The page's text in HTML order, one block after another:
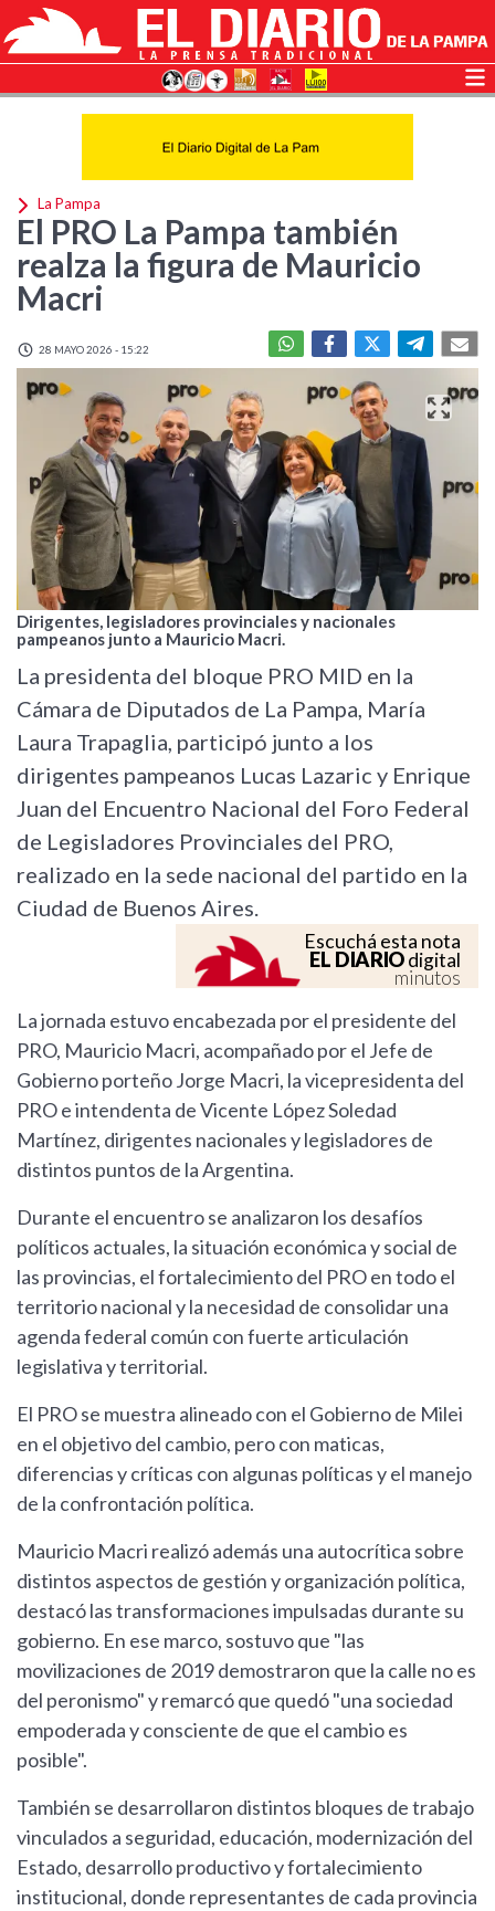
La Pampa
El PRO La Pampa también
realza la figura de Mauricio
Macri
28 MAYO 2026 - 15:22
Dirigentes, legisladores provinciales y nacionales
pampeanos junto a Mauricio Macri.
La presidenta del bloque PRO MID en la
Cámara de Diputados de La Pampa, María
Laura Trapaglia, participó junto a los
dirigentes pampeanos Lucas Lazaric y Enrique
Juan del Encuentro Nacional del Foro Federal
de Legisladores Provinciales del PRO,
realizado en la sede nacional del partido en la
Ciudad de Buenos Aires.
Escuchá esta nota
EL DIARIOdigital
minutos
La jornada estuvo encabezada por el presidente del
PRO, Mauricio Macri, acompañado por el Jefe de
Gobierno porteño Jorge Macri, la vicepresidenta del
PRO e intendenta de Vicente López Soledad
Martínez, dirigentes nacionales y legisladores de
distintos puntos de la Argentina.
Durante el encuentro se analizaron los desafíos
políticos actuales, la situación económica y social de
las provincias, el fortalecimiento del PRO en todo el
territorio nacional y la necesidad de consolidar una
agenda federal común con fuerte articulación
legislativa y territorial.
El PRO se muestra alineado con el Gobierno de Milei
en el objetivo del cambio, pero con maticas,
diferencias y críticas con algunas políticas y el manejo
de la confrontación política.
Mauricio Macri realizó además una autocrítica sobre
distintos aspectos de gestión y organización política,
destacó las transformaciones impulsadas durante su
gobierno. En ese marco, sostuvo que "las
movilizaciones de 2019 demostraron que la calle no es
del peronismo" y remarcó que quedó "una sociedad
empoderada y consciente de que el cambio es
posible".
También se desarrollaron distintos bloques de trabajo
vinculados a seguridad, educación, modernización del
Estado, desarrollo productivo y fortalecimiento
institucional, donde representantes de cada provincia